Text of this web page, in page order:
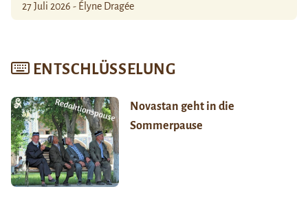
27 Juli 2026 - Élyne Dragée
ENTSCHLÜSSELUNG
Novastan geht in die
Sommerpause